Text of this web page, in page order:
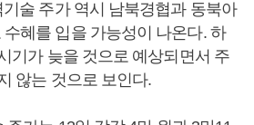
술 주가 역시 남북경협과 동북아
혜를 입을 가능성이 나온다. 하
기가 늦을 것으로 예상되면서 주
않는 것으로 보인다.